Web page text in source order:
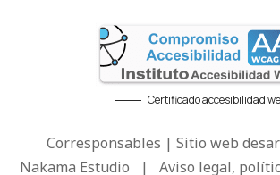
Certificado accesibilidad
Corresponsables | Sitio web
Nakama Estudio | Aviso legal,